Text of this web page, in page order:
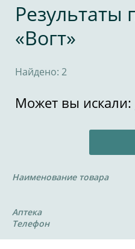
Результаты
«Вогт»
Найдено: 2
Может вы искали:
Наименование товара
Аптека
Телефон